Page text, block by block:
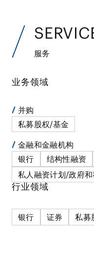
服务
业务领域
并购
私募股权/基金
金融和金融机构
银行
结构性融资
私人融资计划/政府
行业领域
银行 证券 私募